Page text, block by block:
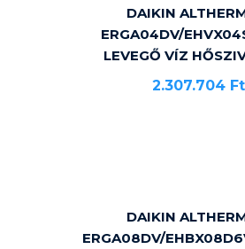
DAIKIN
ERGA04DV/
LEVEGŐ VÍZ
2.307.704 Ft
DAIKIN
ERGA08DV/